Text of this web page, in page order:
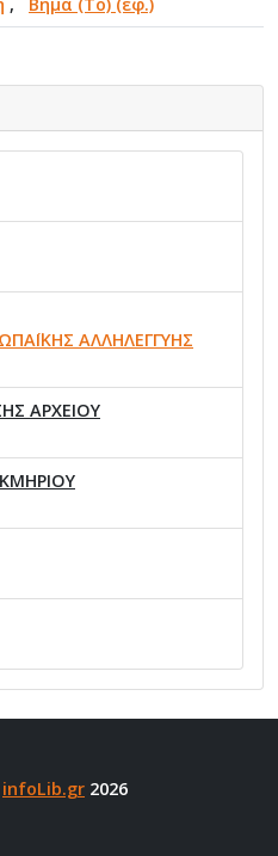
ΑΛΛΗΛΕΓΓΥΗΣ
ΑΡΧΕΙΟΥ
infoLib.gr 2026